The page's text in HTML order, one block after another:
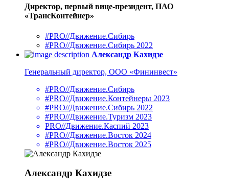
Директор, первый вице-президент, ПАО
«ТрансКонтейнер»
#PRO//Движение.Сибирь
#PRO//Движение.Сибирь 2022
Александр Кахидзе
Генеральный директор, ООО «Фининвест»
#PRO//Движение.Сибирь
#PRO//Движение.Контейнеры 2023
#PRO//Движение.Сибирь 2022
#PRO//Движение.Туризм 2023
PRO//Движение.Каспий 2023
#PRO//Движение.Восток 2024
#PRO//Движение.Восток 2025
Александр Кахидзе